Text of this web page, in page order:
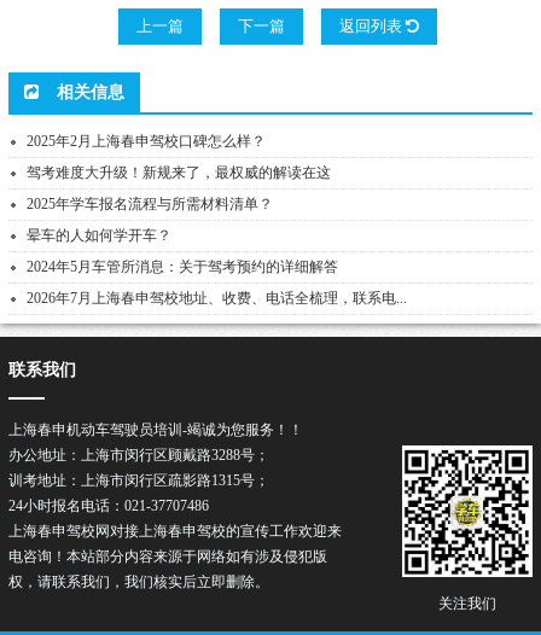
上一篇 下一篇 返回列表
相关信息
2025年2月上海春申驾校口碑怎么样？
驾考难度大升级！新规来了，最权威的解读在这
2025年学车报名流程与所需材料清单？
晕车的人如何学开车？
2024年5月车管所消息：关于驾考预约的详细解答
2026年7月上海春申驾校地址、收费、电话全梳理，联系电...
关注我们
联系我们
上海春申机动车驾驶员培训-竭诚为您服务！！
办公地址：上海市闵行区顾戴路3288号；
训考地址：上海市闵行区疏影路1315号；
24小时报名电话：021-37707486
上海春申驾校网对接上海春申驾校的宣传工作欢迎来
电咨询！本站部分内容来源于网络如有涉及侵犯版
权，请联系我们，我们核实后立即删除。